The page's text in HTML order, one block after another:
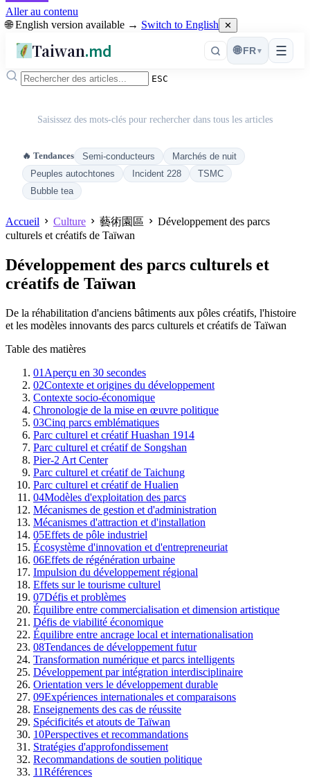
Aller au contenu
🌐 English version available → Switch to English ✕
Taiwan.md ☰
🌐 FR ▾
ESC
Saisissez des mots-clés pour rechercher dans tous les articles
🔥 Tendances Semi-conducteurs
Marchés de nuit
Peuples autochtones
Incident 228
TSMC
Bubble tea
Accueil Culture 藝術園區
Développement des parcs
culturels et créatifs de Taïwan
Développement des parcs culturels et
créatifs de Taïwan
De la réhabilitation d'anciens bâtiments aux pôles créatifs, l'histoire
et les modèles innovants des parcs culturels et créatifs de Taïwan
Table des matières
01 Aperçu en 30 secondes
02Contexte et origines du développement
Contexte socio-économique
Chronologie de la mise en œuvre politique
03Cinq parcs emblématiques
Parc culturel et créatif Huashan 1914
Parc culturel et créatif de Songshan
Pier-2 Art Center
Parc culturel et créatif de Taichung
Parc culturel et créatif de Hualien
04Modèles d'exploitation des parcs
Mécanismes de gestion et d'administration
Mécanismes d'attraction et d'installation
05Effets de pôle industriel
Écosystème d'innovation et d'entrepreneuriat
06Effets de régénération urbaine
Impulsion du développement régional
Effets sur le tourisme culturel
07Défis et problèmes
Équilibre entre commercialisation et dimension artistique
Défis de viabilité économique
Équilibre entre ancrage local et internationalisation
08Tendances de développement futur
Transformation numérique et parcs intelligents
Développement par intégration interdisciplinaire
Orientation vers le développement durable
09Expériences internationales et comparaisons
Enseignements des cas de réussite
Spécificités et atouts de Taïwan
10Perspectives et recommandations
Stratégies d'approfondissement
Recommandations de soutien politique
11Références